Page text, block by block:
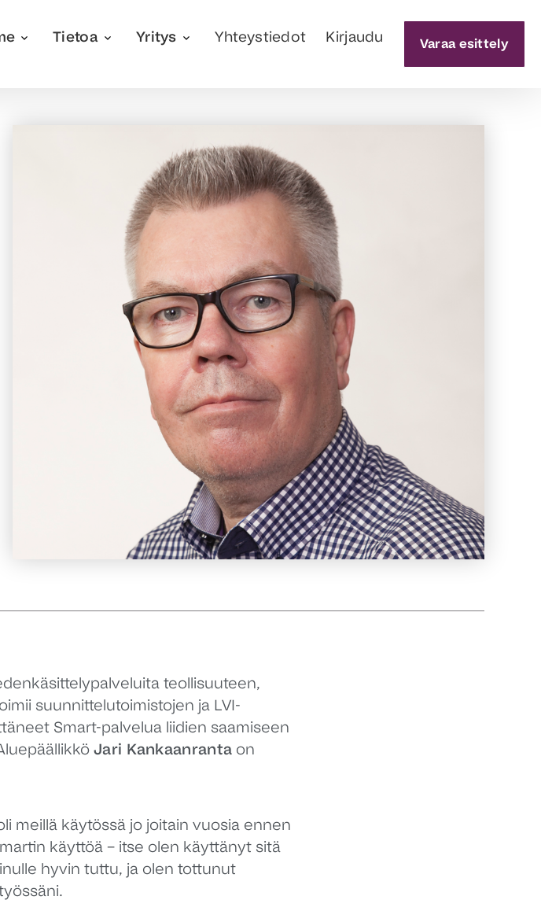
Tietoa Yritys Yhteystiedot Kirjaudu Varaa esittely
teollisuuteen,
suunnittelutoimistojen ja LVI-
Smart-palvelua liidien saamiseen
Jari Kankaanranta on
meillä käytössä jo joitain vuosia ennen
käyttöä – itse olen käyttänyt sitä
hyvin tuttu, ja olen tottunut